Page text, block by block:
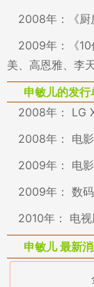
2008年：《厨
2009年：《
美、高恩雅、李
申敏儿的发
2008年： LG
2008年： 电
2009年： 电
2009年： 数码
2010年： 电
申敏儿 最新